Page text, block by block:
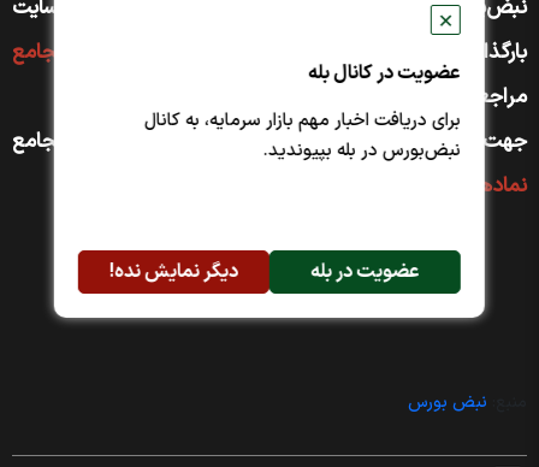
✕
عضویت در کانال بله
برای دریافت اخبار مهم بازار سرمایه، به کانال
نبض‌بورس در بله بپیوندید.
عضویت در بله دیگر نمایش نده!
نبض‌بورس مجموعه‌ی جامعی از فیلم مجامع را در سایت
بارگذاری کرده است. جهت مشاهده به صفحه
فیلم مجامع
مراجعه کنید
جهت دسترسی سریع‌تر به مجمع نماد دلخواه به صفحه مجامع
نماد‌های بورسی
نبض بورس